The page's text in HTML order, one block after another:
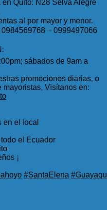
Quito: N28 Selva Alegre
al por mayor y menor.
– 0999497066
sábados de 9am a
promociones diarias, o
mayoristas, Visítanos en:
en el local
el Ecuador
¡
#SantaElena